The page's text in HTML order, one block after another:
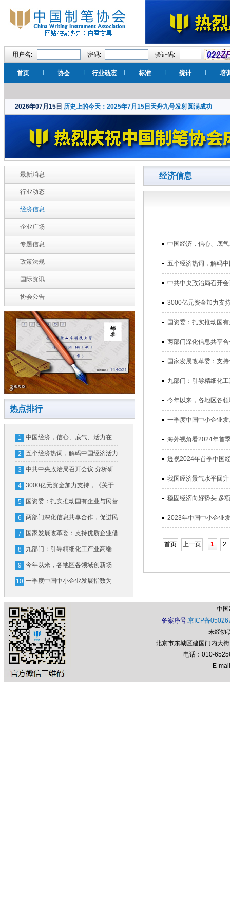
用户名: 密码: 验证码:
首页 协会 行业动态 标准 统计 培
2026年07月15日 历史上的今天：2025年7月15日天舟九号发射圆满成功
最新消息
行业动态
经济信息
企业广场
专题信息
政策法规
国际资讯
协会公告
热点排行
1 中国经济，信心、底气、活力在
哪？
2 五个经济热词，解码中国经济活力
密码
3 中共中央政治局召开会议 分析研
究当前经济形势和经济工作
4 3000亿元资金加力支持，《关于
加力支持大规模设备更新和消费品
以旧换新的若干措施》发布
5 国资委：扎实推动国有企业与民营
企业相互促进、协同发展
6 两部门深化信息共享合作，促进民
营经济高质量发展
7 国家发展改革委：支持优质企业借
用中长期外债
8 九部门：引导精细化工产业高端
化、绿色化、智能化发展
9 今年以来，各地区各领域创新场
景、优化环境——消费市场潜能释
放
10 一季度中国中小企业发展指数为
89.3 比上季度上升0.2点
经济信息
中国经济，信心、底
五个经济热词，解码
中共中央政治局召开
3000亿元资金加力支
国资委：扎实推动国
两部门深化信息共享
国家发展改革委：支
九部门：引导精细化
今年以来，各地区各
一季度中国中小企业
海外视角看2024年首
透视2024年首季中国
我国经济景气水平回
稳固经济向好势头 多
2023年中国中小企业
首页 上一页 1 2
中
备案序号:京ICP备
未经协
北京市东城区建国门内大
电话：010-
E-